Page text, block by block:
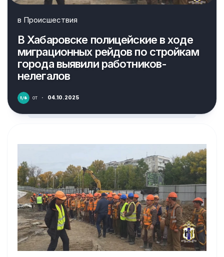
в Происшествия
В Хабаровске полицейские в ходе
миграционных рейдов по стройкам
города выявили работников-
нелегалов
от · 04.10.2025